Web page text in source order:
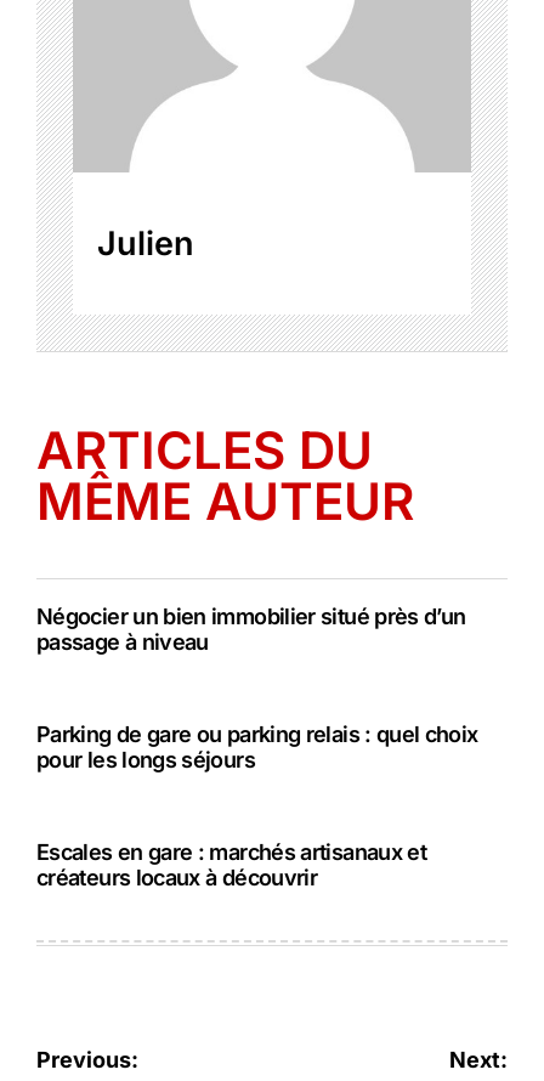
Julien
ARTICLES DU
MÊME AUTEUR
Négocier un bien immobilier situé près d’un
passage à niveau
Parking de gare ou parking relais : quel choix
pour les longs séjours
Escales en gare : marchés artisanaux et
créateurs locaux à découvrir
Navigation
Previous:
Next: